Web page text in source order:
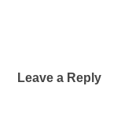
Leave a Reply